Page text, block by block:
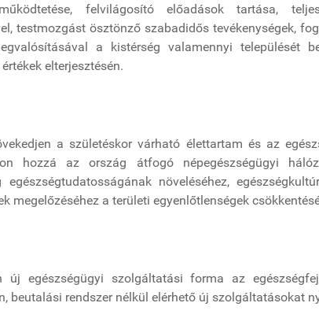
felvilágosító előadások tartása,
testmozgást ösztönző szabadidős tevékenységek,
a kistérség valamennyi települését
elterjesztésén.
a születéskor várható élettartam és az
hozzá az ország átfogó népegészségügyi
növeléséhez,
megelőzéséhez a területi egyenlőtlenségek
egészségügyi szolgáltatási forma az
beutalási rendszer nélkül elérhető új szolgáltatásokat